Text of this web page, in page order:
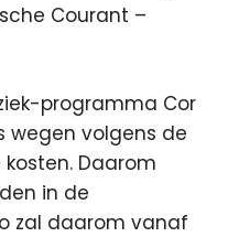
Courant –
programma Cor
wegen volgens de
Daarom
in de
zal daarom vanaf